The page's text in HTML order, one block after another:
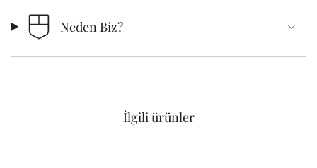
Neden Biz?
İlgili ürünler